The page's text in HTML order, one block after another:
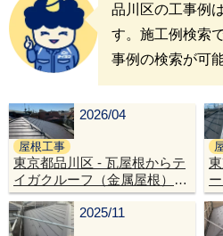
金属製下地エスヌキを使用する
められます。
あわせて雨水が集中する谷部を
最後に換気棟を設置し、屋根全
事完了です。
この施工例の詳細
品川区の工事例
す。施工例検索
事例の検索が可
2026/04
屋根工事
東京都品川区 - 瓦屋根からテ
イガクルーフ（金属屋根）へ
リフォームし耐震性向上
2025/11